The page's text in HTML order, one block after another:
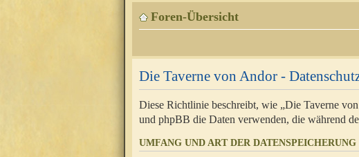
Foren-Übersicht
Die Taverne von Andor -
Diese Richtlinie beschreibt, wie „Die Taverne
und phpBB die Daten verwenden, die während
UMFANG UND ART DER DATENSPEICHERUNG